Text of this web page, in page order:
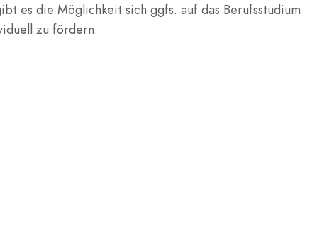
es die Möglichkeit sich ggfs. auf das Berufsstudium
zu fördern.